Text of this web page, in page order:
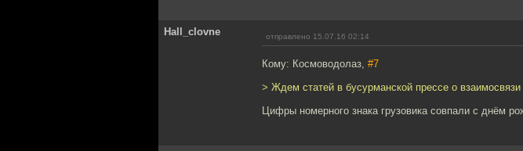
Hall_clovne отправлено 15.07.16 02:14
Кому: Космоводолаз, #7
> Ждем статей в бусурманской прессе о взаимосвязи
Цифры номерного знака грузовика совпали с днём